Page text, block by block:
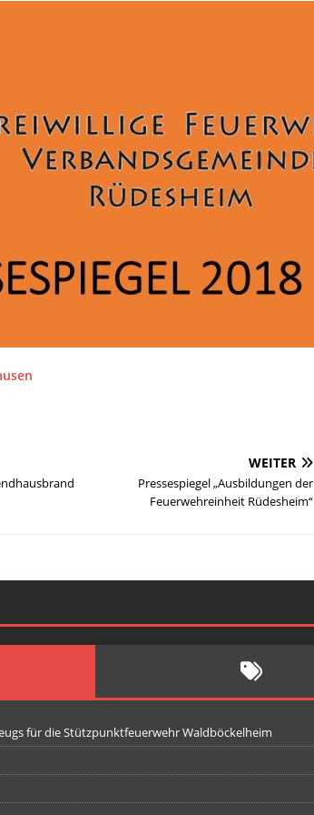
WEITER
Pressespiegel „Ausbildungen der
Feuerwehreinheit Rüdesheim“
für die Stützpunktfeuerwehr Waldböckelheim